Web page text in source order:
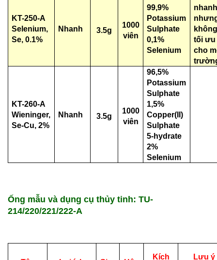
KT-250-A
Selenium,
Se, 0.1%
Nhanh 3.5g
1000
viên
99,9%
Potassium
Sulphate
0,1%
Selenium
tối ưu
cho
KT-260-A
Wieninger,
Se-Cu, 2%
Nhanh 3.5g
1000
viên
96,5%
Potassium
Sulphate
1,5%
Copper(II)
Sulphate
5-hydrate
2%
Selenium
Ống mẫu và dụng cụ thủy tinh: TU-
214/220/221/222-A
Kích
Lưu ý